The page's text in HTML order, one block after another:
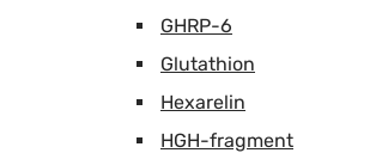
GHRP-6
Glutathion
Hexarelin
HGH-fragment